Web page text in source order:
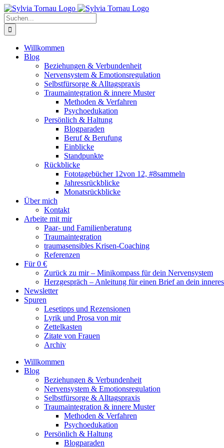
Zum
Inhalt
springen
Suche
nach:
Willkommen
Blog
Beziehungen & Verbundenheit
Nervensystem & Emotionsregulation
Selbstfürsorge & Alltagspraxis
Traumaintegration & innere Muster
Methoden & Verfahren
Psychoedukation
Persönlich & Haltung
Blogparaden
Beruf & Berufung
Einblicke
Standpunkte
Rückblicke
Fototagebücher 12von 12, #8sammeln
Jahressrückblicke
Monatsrückblicke
Über mich
Kontakt
Arbeite mit mir
Paar- und Familienberatung
Traumaintegration
traumasensibles Krisen-Coaching
Referenzen
Für 0 €
Zurück zu mir – Minikompass für dein Nervensystem
Herzgespräch – Anleitung für einen Brief an dein
Newsletter
Spuren
Lesetipps und Rezensionen
Lyrik und Prosa von mir
Zettelkasten
Zitate von Frauen
Archiv
Willkommen
Blog
Beziehungen & Verbundenheit
Nervensystem & Emotionsregulation
Selbstfürsorge & Alltagspraxis
Traumaintegration & innere Muster
Methoden & Verfahren
Psychoedukation
Persönlich & Haltung
Blogparaden